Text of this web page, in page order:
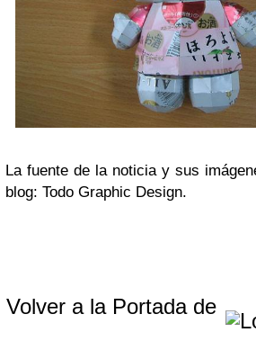
La fuente de la noticia y sus
blog: Todo Graphic Design.
Volver a la Portada de